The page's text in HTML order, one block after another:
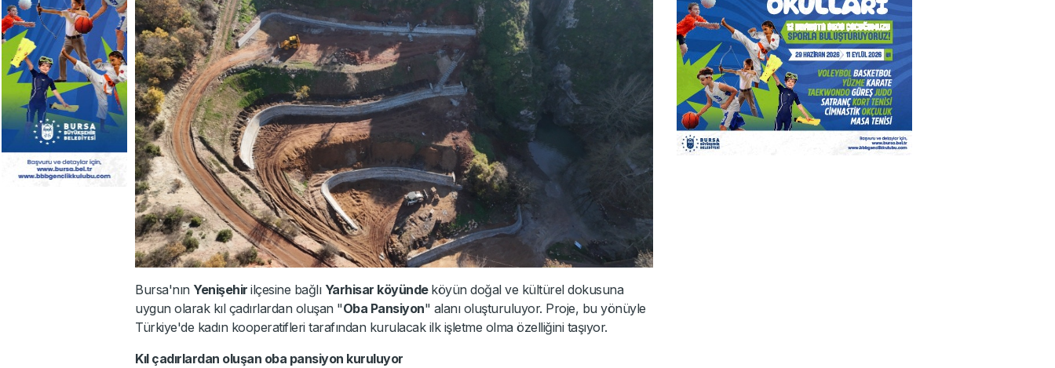
Bursa'nın Yenişehir ilçesine bağlı Yarhisar köyünde köyün doğal ve kültürel dokusuna
uygun olarak kıl çadırlardan oluşan "Oba Pansiyon" alanı oluşturuluyor. Proje, bu yönüyle
Türkiye'de kadın kooperatifleri tarafından kurulacak ilk işletme olma özelliğini taşıyor.
Kıl çadırlardan oluşan oba pansiyon kuruluyor